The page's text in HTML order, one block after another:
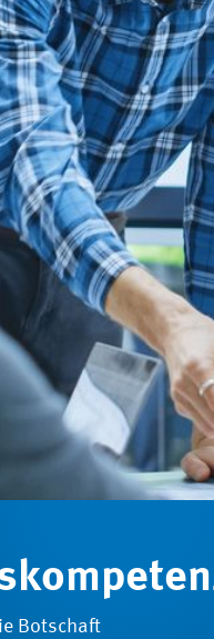
Botschaft